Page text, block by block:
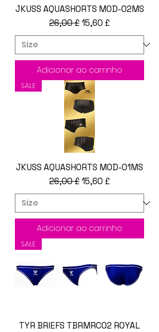
JKUSS AQUASHORTS MOD-02MS
Preço normal
26,00 £Preço promocional
15,60 £
Adicionar ao carrinho
SALE
JKUSS AQUASHORTS MOD-01MS
Preço normal
26,00 £Preço promocional
15,60 £
Adicionar ao carrinho
SALE
TYR BRIEFS TBRMRC02 ROYAL